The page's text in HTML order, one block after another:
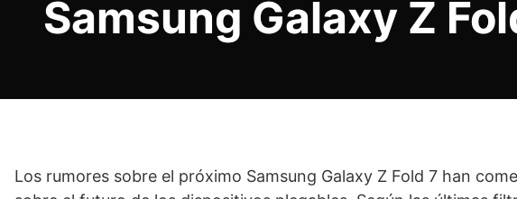
Samsung Galaxy Z
Los rumores sobre el próximo Samsung Galaxy Z Fold 7 han